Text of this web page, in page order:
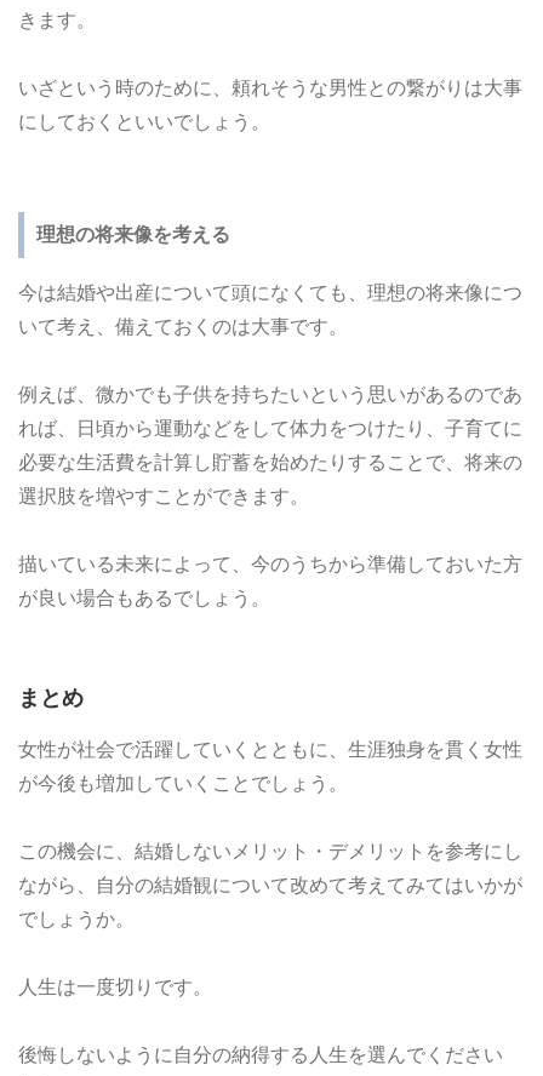
きます。
いざという時のために、頼れそうな男性との繋がりは大事
にしておくといいでしょう。
理想の将来像を考える
今は結婚や出産について頭になくても、理想の将来像につ
いて考え、備えておくのは大事です。
例えば、微かでも子供を持ちたいという思いがあるのであ
れば、日頃から運動などをして体力をつけたり、子育てに
必要な生活費を計算し貯蓄を始めたりすることで、将来の
選択肢を増やすことができます。
描いている未来によって、今のうちから準備しておいた方
が良い場合もあるでしょう。
まとめ
女性が社会で活躍していくとともに、生涯独身を貫く女性
が今後も増加していくことでしょう。
この機会に、結婚しないメリット・デメリットを参考にし
ながら、自分の結婚観について改めて考えてみてはいかが
でしょうか。
人生は一度切りです。
後悔しないように自分の納得する人生を選んでください